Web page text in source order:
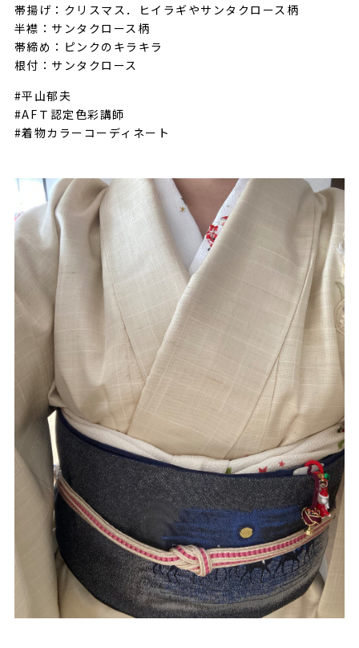
帯揚げ：クリスマス．ヒイラギやサンタクロース柄
半襟：サンタクロース柄
帯締め：ピンクのキラキラ
根付：サンタクロース
#平山郁夫
#AFＴ認定色彩講師
#着物カラーコーディネート